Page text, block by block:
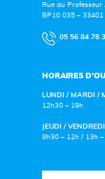
Rue du Professeur
BP10 035 – 33401
05 56 84 78
HORAIRES
LUNDI / MARDI /
12h30 – 19h
JEUDI / VENDREDI
8h30 – 12h / 13h